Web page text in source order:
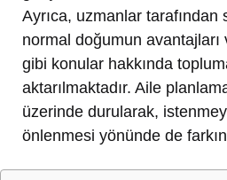
Ayrıca, uzmanlar tarafından
normal doğumun
gibi konular hakkında
aktarılmaktadır. Aile
üzerinde durularak,
önlenmesi yönünde de